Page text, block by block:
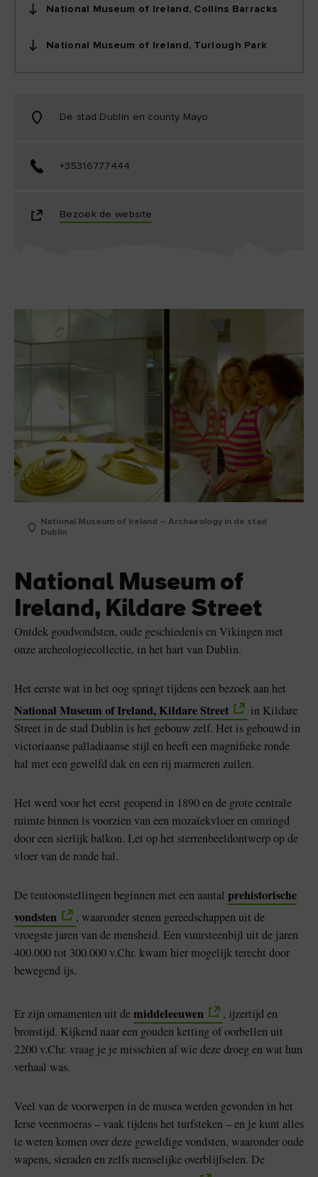
National Museum of Ireland, Collins Barracks
National Museum of Ireland, Turlough Park
De stad Dublin en county Mayo
+35316777444
Bezoek de website
National Museum of Ireland – Archaeology in de stad
Dublin
National Museum of
Ireland, Kildare Street
Ontdek goudvondsten, oude geschiedenis en Vikingen met
onze archeologiecollectie, in het hart van Dublin.
Het eerste wat in het oog springt tijdens een bezoek aan het
National Museum of Ireland, Kildare Street
in Kildare
Street in de stad Dublin is het gebouw zelf. Het is gebouwd in
victoriaanse palladiaanse stijl en heeft een magnifieke ronde
hal met een gewelfd dak en een rij marmeren zuilen.
Het werd voor het eerst geopend in 1890 en de grote centrale
ruimte binnen is voorzien van een mozaïekvloer en omringd
door een sierlijk balkon. Let op het sterrenbeeldontwerp op de
vloer van de ronde hal.
De tentoonstellingen beginnen met een aantal prehistorische
vondsten
, waaronder stenen gereedschappen uit de
vroegste jaren van de mensheid. Een vuursteenbijl uit de jaren
400.000 tot 300.000 v.Chr. kwam hier mogelijk terecht door
bewegend ijs.
Er zijn ornamenten uit demiddeleeuwen
, ijzertijd en
bronstijd. Kijkend naar een gouden ketting of oorbellen uit
2200 v.Chr. vraag je je misschien af wie deze droeg en wat hun
verhaal was.
Veel van de voorwerpen in de musea werden gevonden in het
Ierse veenmoeras – vaak tijdens het turfsteken – en je kunt alles
te weten komen over deze geweldige vondsten, waaronder oude
wapens, sieraden en zelfs menselijke overblijfselen. De